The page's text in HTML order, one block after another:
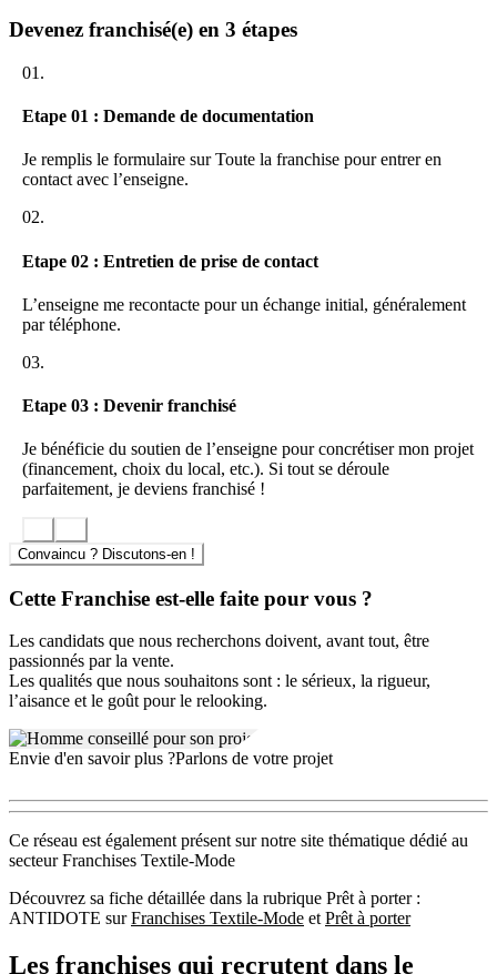
Devenez franchisé(e) en 3 étapes
01.
Etape 01 : Demande de documentation
Je remplis le formulaire sur Toute la franchise pour entrer en
contact avec l’enseigne.
02.
Etape 02 : Entretien de prise de contact
L’enseigne me recontacte pour un échange initial, généralement
par téléphone.
03.
Etape 03 : Devenir franchisé
Je bénéficie du soutien de l’enseigne pour concrétiser mon projet
(financement, choix du local, etc.). Si tout se déroule
parfaitement, je deviens franchisé !
Convaincu ? Discutons-en !
Cette Franchise est-elle faite pour vous ?
Les candidats que nous recherchons doivent, avant tout, être
passionnés par la vente.
Les qualités que nous souhaitons sont : le sérieux, la rigueur,
l’aisance et le goût pour le relooking.
Envie d'en savoir plus ?Parlons de votre projet
Ce réseau est également présent sur notre site thématique dédié au
secteur Franchises Textile-Mode
Découvrez sa fiche détaillée dans la rubrique Prêt à porter :
ANTIDOTE surFranchises Textile-Mode et Prêt à porter
Les franchises qui recrutent dans le